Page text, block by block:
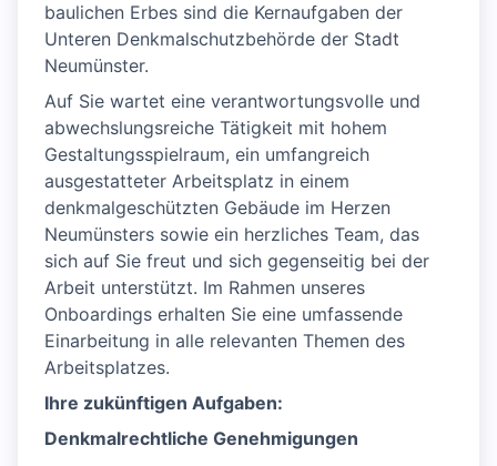
baulichen Erbes sind die Kernaufgaben der
Unteren Denkmalschutzbehörde der Stadt
Neumünster.
Auf Sie wartet eine verantwortungsvolle und
abwechslungsreiche Tätigkeit mit hohem
Gestaltungsspielraum, ein umfangreich
ausgestatteter Arbeitsplatz in einem
denkmalgeschützten Gebäude im Herzen
Neumünsters sowie ein herzliches Team, das
sich auf Sie freut und sich gegenseitig bei der
Arbeit unterstützt. Im Rahmen unseres
Onboardings erhalten Sie eine umfassende
Einarbeitung in alle relevanten Themen des
Arbeitsplatzes.
Ihre zukünftigen Aufgaben:
Denkmalrechtliche Genehmigungen